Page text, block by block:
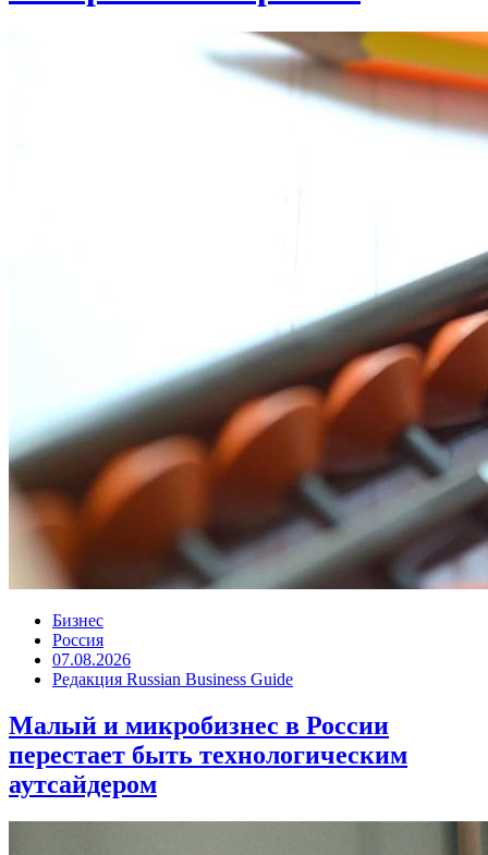
Бизнес
Россия
07.08.2026
Редакция Russian Business Guide
Малый и микробизнес в России
перестает быть технологическим
аутсайдером